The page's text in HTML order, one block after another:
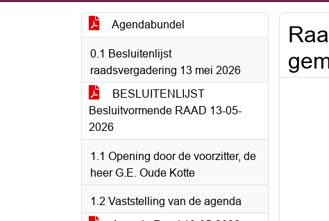
Agendabundel
0.1 Besluitenlijst
raadsvergadering 13 mei 2026
BESLUITENLIJST
Besluitvormende RAAD 13-05-
2026
1.1 Opening door de voorzitter, de
heer G.E. Oude Kotte
1.2 Vaststelling van de agenda